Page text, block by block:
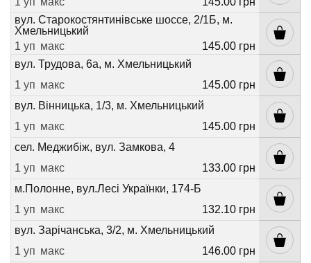
вул. Старокостянтинівське шоссе, 2/1Б, м.
Хмельницький
1 уп макс
145.00 грн
вул. Трудова, 6а, м. Хмельницький
1 уп макс
145.00 грн
вул. Вінницька, 1/3, м. Хмельницький
1 уп макс
145.00 грн
сел. Меджибіж, вул. Замкова, 4
1 уп макс
133.00 грн
м.Полонне, вул.Лесі Українки, 174-Б
1 уп макс
132.10 грн
вул. Зарічанська, 3/2, м. Хмельницький
1 уп макс
146.00 грн